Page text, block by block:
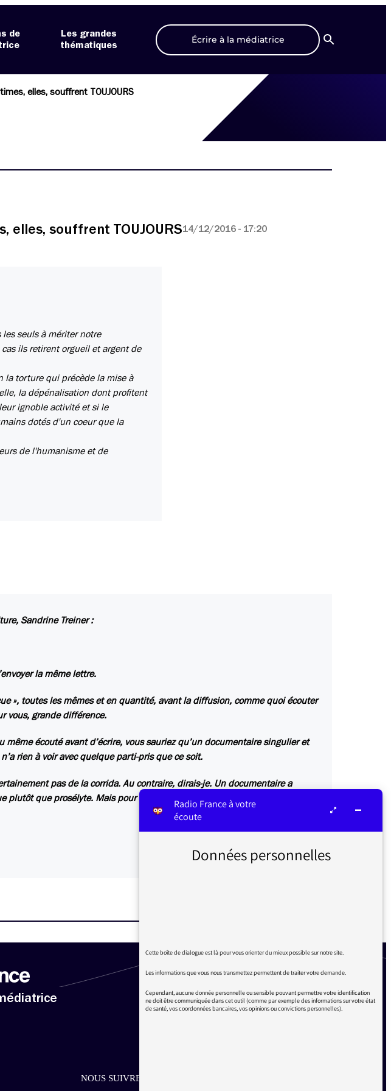
de
Les grandes
thématiques
Écrire à la médiatrice
Recherche
elles, souffrent TOUJOURS
elles, souffrent TOUJOURS14/12/2016 - 17:20
seuls à mériter notre
ils retirent orgueil et argent de
la torture qui précède la mise à
la dépénalisation dont profitent
ignoble activité et si le
dotés d'un coeur que la
de l'humanisme et de
Sandrine Treiner :
la même lettre.
», toutes les mêmes et en quantité, avant la diffusion, comme quoi écouter
vous, grande différence.
même écouté avant d’écrire, vous sauriez qu’un documentaire singulier et
rien à voir avec quelque parti-pris que ce soit.
pas de la corrida. Au contraire, dirais-je. Un documentaire a
que prosélyte. Mais pour le savoir, il fallait écouter.
NOUS SUIVRE SUR LES RÉSEAUX
Radio France à votre
écoute
Données personnelles
Cette boîte de dialogue est là pour vous orienter du mieux possible sur notre site.
Les informations que vous nous transmettez permettent de traiter votre demande.
Cependant, aucune donnée personnelle ou sensible pouvant permettre votre identification
ne doit être communiquée dans cet outil (comme par exemple des informations sur votre état
de santé, vos coordonnées bancaires, vos opinions ou convictions personnelles).